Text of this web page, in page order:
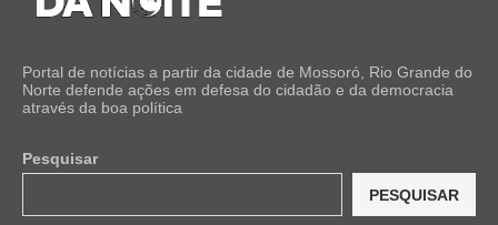
Portal de notícias a partir da cidade de Mossoró, Rio Grande do
Norte defende ações em defesa do cidadão e da democracia
através da boa política
Pesquisar
PESQUISAR